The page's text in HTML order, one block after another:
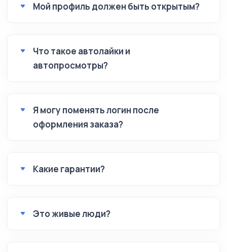
Мой профиль должен быть открытым?
Что такое автолайки и
автопросмотры?
Я могу поменять логин после
оформления заказа?
Какие гарантии?
Это живые люди?